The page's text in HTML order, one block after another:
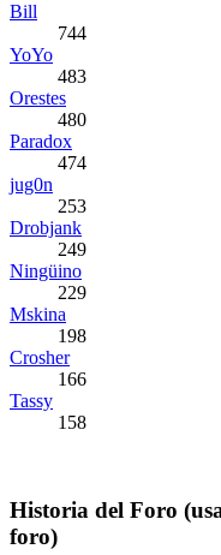
Bill
744
YoYo
483
Orestes
480
Paradox
474
jug0n
253
Drobjank
249
Ningüino
229
Mskina
198
Crosher
166
Tassy
158
Historia del Foro
foro)